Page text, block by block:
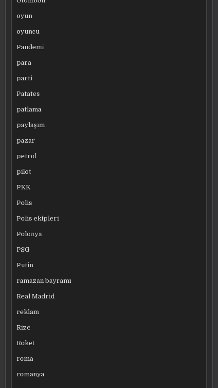
oyun
oyuncu
Pandemi
para
parti
Patates
patlama
paylaşım
pazar
petrol
pilot
PKK
Polis
Polis ekipleri
Polonya
PSG
Putin
ramazan bayramı
Real Madrid
reklam
Rize
Roket
roma
romanya